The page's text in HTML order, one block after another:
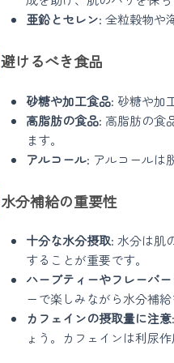
亜鉛とセレン: 全粒穀物や
避けるべき食品
砂糖や加工食品: 砂糖や加
高脂肪の食品: 高脂肪の食
ます。
アルコール: アルコールは
水分補給の重要性
十分な水分摂取: 水分は肌
することが重要です。
ハーブティーやフレーバ
ーで楽しみながら水分補給
カフェインの摂取量に注意
ょう。カフェインは利尿